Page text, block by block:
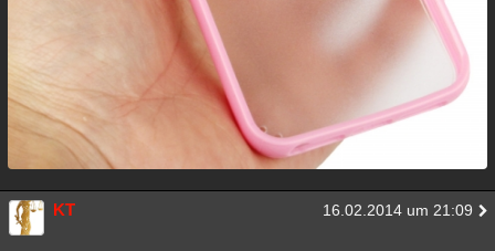
KT 16.02.2014 um 21:09